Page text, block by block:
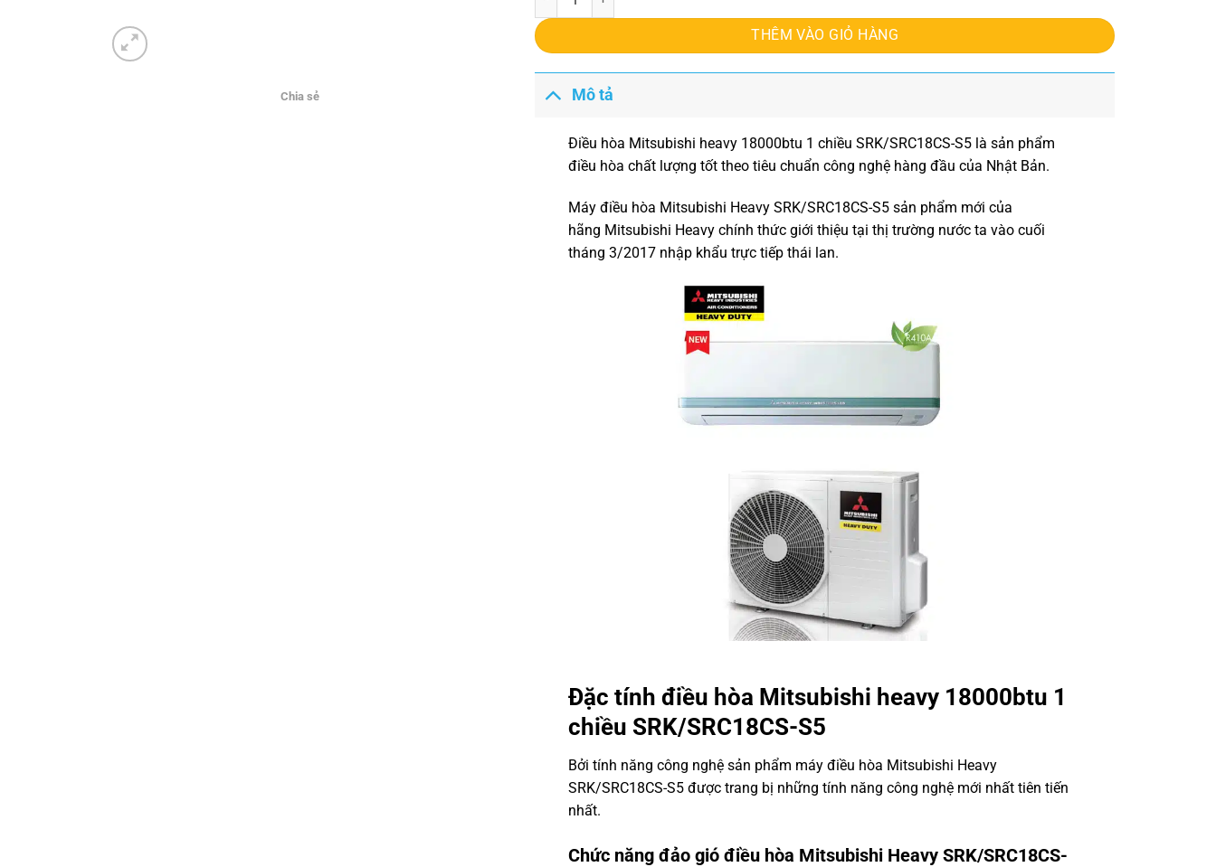
Chia sẻ
THÊM VÀO GIỎ HÀNG
Mô tả
Điều hòa Mitsubishi heavy 18000btu 1 chiều SRK/SRC18CS-S5là sản phẩm
điều hòa chất lượng tốt theo tiêu chuẩn công nghệ hàng đầu của Nhật Bản.
Máy điều hòa Mitsubishi Heavy SRK/SRC18CS-S5 sản phẩm mới của
hãng Mitsubishi Heavy chính thức giới thiệu tại thị trường nước ta vào cuối
tháng 3/2017 nhập khẩu trực tiếp thái lan.
Đặc tính điều hòa Mitsubishi heavy 18000btu 1
chiều SRK/SRC18CS-S5
Bởi tính năng công nghệ sản phẩm máy điều hòa Mitsubishi Heavy
SRK/SRC18CS-S5 được trang bị những tính năng công nghệ mới nhất tiên tiến
nhất.
Chức năng đảo gió điều hòa Mitsubishi Heavy SRK/SRC18CS-